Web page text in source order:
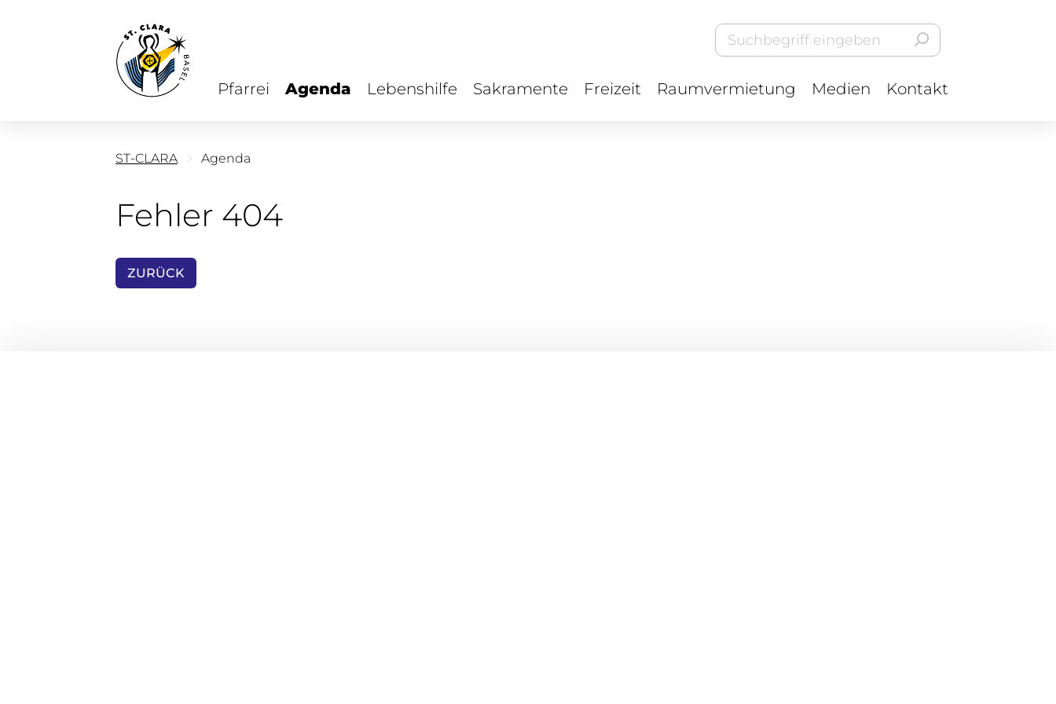
Pfarrei Agenda Lebenshilfe Sakramente Freizeit Raumvermietung Medien Kontakt
ST-CLARA Agenda
Fehler 404
ZURÜCK